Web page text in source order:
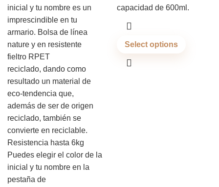
inicial y tu nombre es un
imprescindible en tu
armario. Bolsa de línea
nature y en resistente
fieltro RPET
reciclado, dando como
resultado un material de
eco-tendencia que,
además de ser de origen
reciclado, también se
convierte en reciclable.
Resistencia hasta 6kg
Puedes elegir el color de la
inicial y tu nombre en la
pestaña de
capacidad de 600ml.
Select options